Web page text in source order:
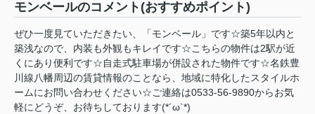
モンベールのコメント(おすすめポイント)
ぜひ一度見ていただきたい、「モンベール」です☆築5年以内と
築浅なので、内装も外観もキレイです☆こちらの物件は2駅が近
くにあり便利です☆自走式駐車場が併設された物件です☆名鉄豊
川線八幡周辺の賃貸情報のことなら、地域に特化したスタイルホ
ームにお問い合わせください☆ご連絡は0533-56-9890からお気
軽にどうぞ、お待ちしております(*´ω`*)